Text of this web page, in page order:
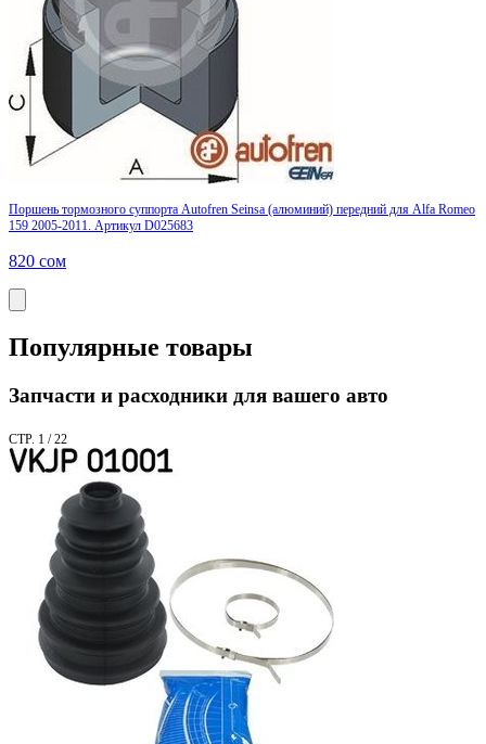
Поршень тормозного суппорта Autofren Seinsa (алюминий) передний для Alfa Romeo
159 2005-2011. Артикул D025683
820 сом
Популярные товары
Запчасти и расходники для вашего авто
СТР. 1 / 22